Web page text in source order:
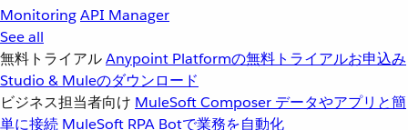
MonitoringAPI Manager
See all
無料トライアルAnypoint Platformの無料トライアルお申込み
Studio & Muleのダウンロード
ビジネス担当者向け MuleSoft Composer データやアプリと簡
単に接続 MuleSoft RPA Botで業務を自動化